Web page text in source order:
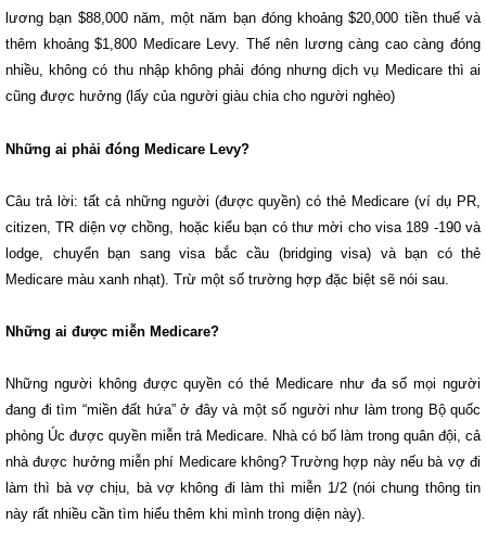
lương bạn $88,000 năm, một năm bạn đóng khoảng $20,000 tiền thuế và
thêm khoảng $1,800 Medicare Levy. Thế nên lương càng cao càng đóng
nhiều, không có thu nhập không phải đóng nhưng dịch vụ Medicare thì ai
cũng được hưởng (lấy của người giàu chia cho người nghèo)
Những ai phải đóng Medicare Levy?
Câu trả lời: tất cả những người (được quyền) có thẻ Medicare (ví dụ PR,
citizen, TR diện vợ chồng, hoặc kiểu bạn có thư mời cho visa 189 -190 và
lodge, chuyển bạn sang visa bắc cầu (bridging visa) và bạn có thẻ
Medicare màu xanh nhạt). Trừ một số trường hợp đặc biệt sẽ nói sau.
Những ai được miễn Medicare?
Những người không được quyền có thẻ Medicare như đa số mọi người
đang đi tìm “miền đất hứa” ở đây và một số người như làm trong Bộ quốc
phòng Úc được quyền miễn trả Medicare. Nhà có bố làm trong quân đội, cả
nhà được hưởng miễn phí Medicare không? Trường hợp này nếu bà vợ đi
làm thì bà vợ chịu, bà vợ không đi làm thì miễn 1/2 (nói chung thông tin
này rất nhiều cần tìm hiểu thêm khi mình trong diện này).